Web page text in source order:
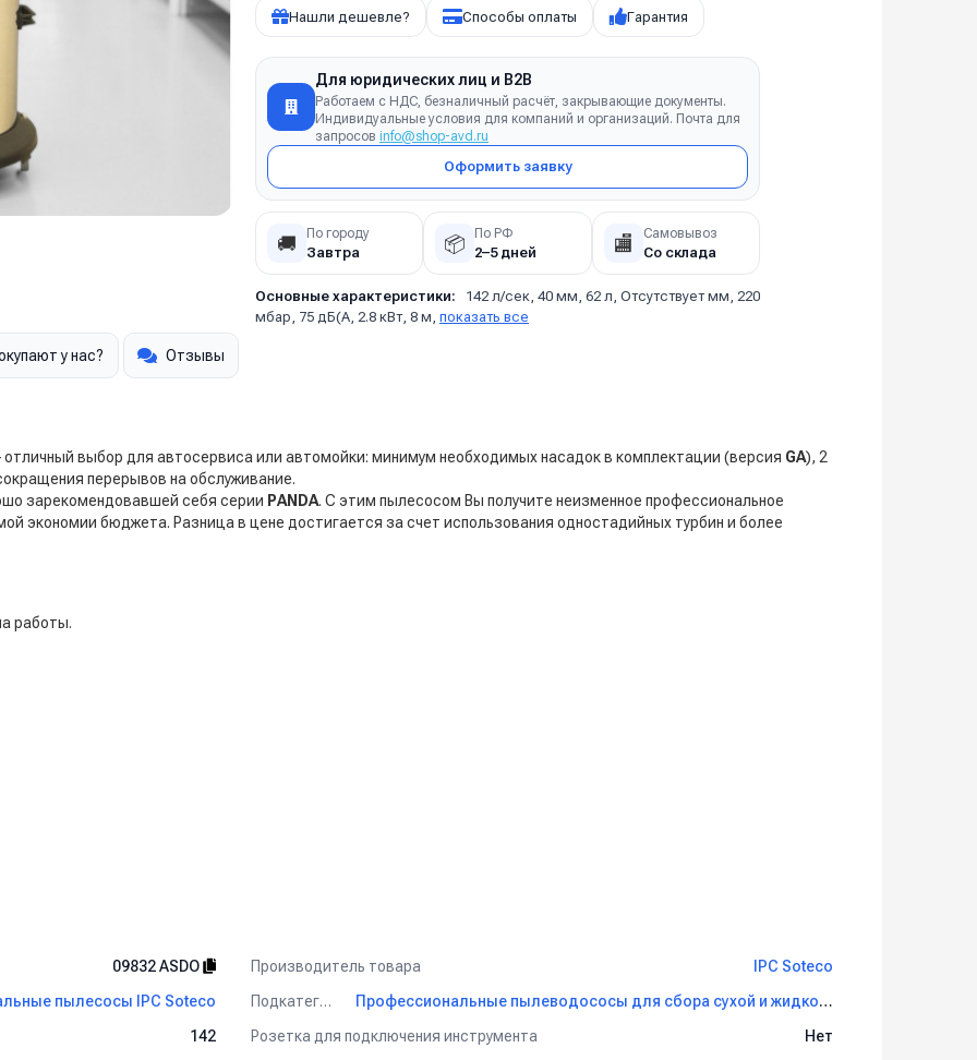
Нашли дешевле? Способы оплаты Гарантия
Для юридических лиц и B2B
Работаем с НДС, безналичный расчёт, закрывающие документы.
Индивидуальные условия для компаний и организаций. Почта для
запросов info@shop-avd.ru
Оформить заявку
🚚 По городу
Завтра 📦 По РФ
2–5 дней 🏬 Самовывоз
Со склада
Основные характеристики:
142 л/сек, 40 мм, 62 л, Отсутствует мм, 220
мбар, 75 дБ(А, 2.8 кВт, 8 м, показать все
у нас? Отзывы
отличный выбор для автосервиса или автомойки: минимум необходимых насадок в комплектации (версия GA), 2
перерывов на обслуживание.
зарекомендовавшей себя серии PANDA. С этим пылесосом Вы получите неизменное профессиональное
экономии бюджета. Разница в цене достигается за счет использования одностадийных турбин и более
работы.
09832 ASDO
Производитель товара
IPC Soteco
пылесосы IPC Soteco
Подкатегория
Профессиональные пылеводососы для сбора сухой и жидкой грязи IPC Soteco
142
Розетка для подключения инструмента
Нет